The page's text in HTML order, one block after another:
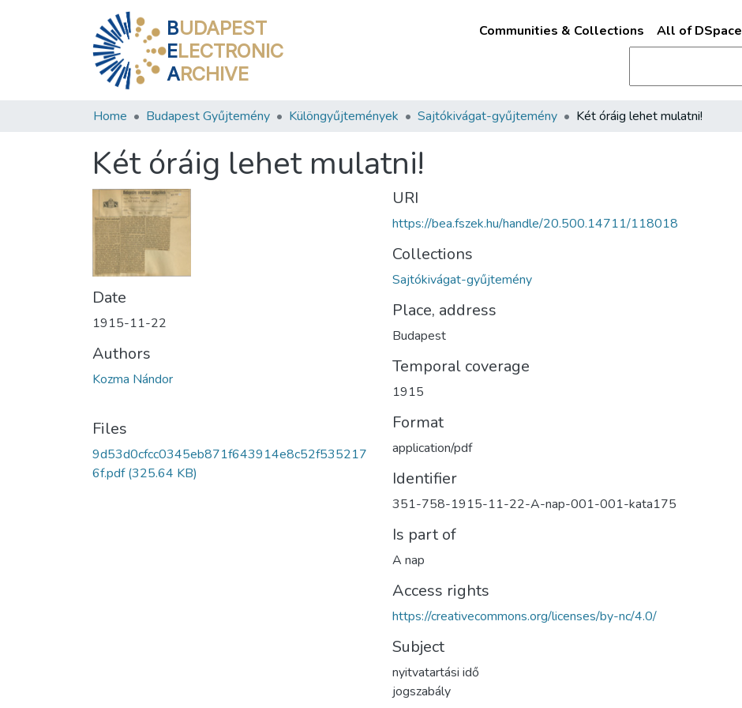
BUDAPEST
ELECTRONIC
ARCHIVE
Communities & Collections All of DSpace
Home Budapest Gyűjtemény Különgyűjtemények Sajtókivágat-gyűjtemény Két óráig lehet mulatni!
Két óráig lehet mulatni!
Date
1915-11-22
Authors
Kozma Nándor
Files
9d53d0cfcc0345eb871f643914e8c52f535217
6f.pdf(325.64 KB)
URI
https://bea.fszek.hu/handle/20.500.14711/118018
Collections
Sajtókivágat-gyűjtemény
Place, address
Budapest
Temporal coverage
1915
Format
application/pdf
Identifier
351-758-1915-11-22-A-nap-001-001-kata175
Is part of
A nap
Access rights
https://creativecommons.org/licenses/by-nc/4.0/
Subject
nyitvatartási idő
jogszabály